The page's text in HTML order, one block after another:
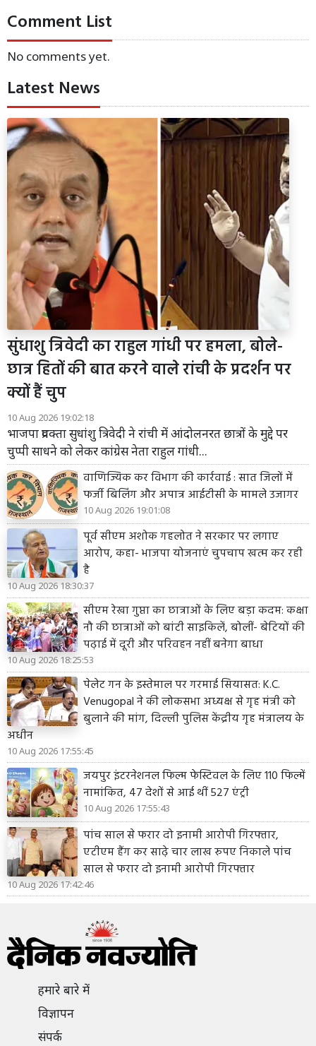
Comment List
No comments yet.
Latest News
सुंधाशु त्रिवेदी का राहुल गांधी पर हमला, बोले-
छात्र हितों की बात करने वाले रांची के प्रदर्शन पर
क्यों हैं चुप
10 Aug 2026 19:02:18
भाजपा प्रवक्ता सुधांशु त्रिवेदी ने रांची में आंदोलनरत छात्रों के मुद्दे पर
चुप्पी साधने को लेकर कांग्रेस नेता राहुल गांधी...
वाणिज्यिक कर विभाग की कार्रवाई : सात जिलों में
फर्जी बिलिंग और अपात्र आईटीसी के मामले उजागर
10 Aug 2026 19:01:08
पूर्व सीएम अशोक गहलोत ने सरकार पर लगाए
आरोप, कहा- भाजपा योजनाएं चुपचाप खत्म कर रही
है
10 Aug 2026 18:30:37
सीएम रेखा गुप्ता का छात्राओं के लिए बड़ा कदम: कक्षा
नौ की छात्राओं को बांटी साइकिलें, बोलीं- बेटियों की
पढ़ाई में दूरी और परिवहन नहीं बनेगा बाधा
10 Aug 2026 18:25:53
पेलेट गन के इस्तेमाल पर गरमाई सियासत: K.C.
Venugopal ने की लोकसभा अध्यक्ष से गृह मंत्री को
बुलाने की मांग, दिल्ली पुलिस केंद्रीय गृह मंत्रालय के
अधीन
10 Aug 2026 17:55:45
जयपुर इंटरनेशनल फिल्म फेस्टिवल के लिए 110 फिल्में
नामांकित, 47 देशों से आई थीं 527 एंट्री
10 Aug 2026 17:55:43
पांच साल से फरार दो इनामी आरोपी गिरफ्तार,
एटीएम हैंग कर साढ़े चार लाख रुपए निकाले पांच
साल से फरार दो इनामी आरोपी गिरफ्तार
10 Aug 2026 17:42:46
हमारे बारे में
विज्ञापन
संपर्क